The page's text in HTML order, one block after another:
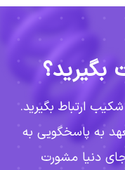
ارتباط بگیرید.
به پاسخگویی به
دنیا مشورت